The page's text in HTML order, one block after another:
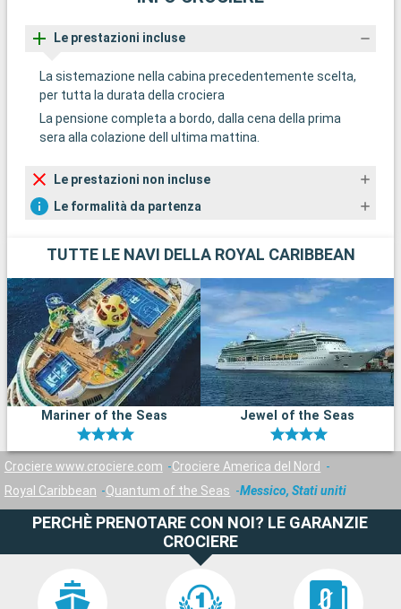
Le prestazioni incluse
La sistemazione nella cabina precedentemente scelta,
per tutta la durata della crociera
La pensione completa a bordo, dalla cena della prima
sera alla colazione dell ultima mattina.
Le prestazioni non incluse
Le formalità da partenza
TUTTE LE NAVI DELLA ROYAL CARIBBEAN
Mariner of the Seas Jewel of the Seas
Crociere www.crociere.com
Crociere America del Nord
Royal Caribbean
Quantum of the Seas Messico, Stati uniti
PERCHÈ PRENOTARE CON NOI? LE GARANZIE
CROCIERE